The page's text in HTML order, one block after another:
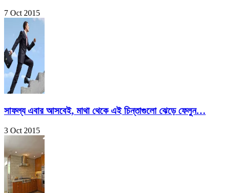
7 Oct 2015
সাফল্য এবার আসবেই, মাথা থেকে এই চিন্তাগুলো ঝেড়ে ফেলুন…
3 Oct 2015